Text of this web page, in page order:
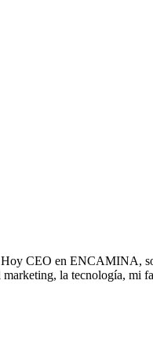
Hoy CEO en ENCAMINA,
la tecnología, mi